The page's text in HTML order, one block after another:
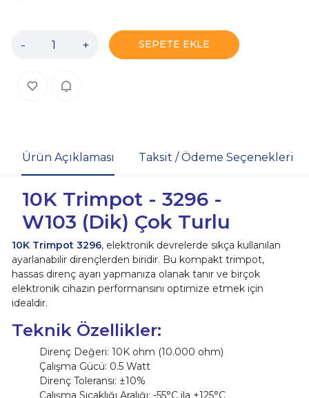
- + SEPETE EKLE
Ürün Açıklaması Taksit / Ödeme Seçenekleri
10K Trimpot - 3296 -
W103 (Dik) Çok Turlu
10K Trimpot 3296, elektronik devrelerde sıkça kullanılan
ayarlanabilir dirençlerden biridir. Bu kompakt trimpot,
hassas direnç ayarı yapmanıza olanak tanır ve birçok
elektronik cihazın performansını optimize etmek için
idealdir.
Teknik Özellikler:
Direnç Değeri: 10K ohm (10.000 ohm)
Çalışma Gücü: 0.5 Watt
Direnç Toleransı: ±10%
Çalışma Sıcaklığı Aralığı: -55°C ila +125°C